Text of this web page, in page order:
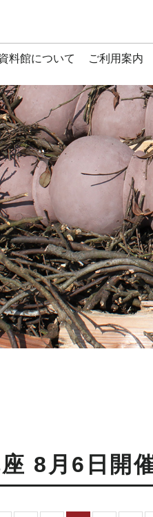
料館について ご利用案内
8月6日開